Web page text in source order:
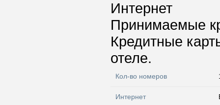
Интернет
Принимаемые
Кредитные
отеле.
Кол-во номеров
Интернет